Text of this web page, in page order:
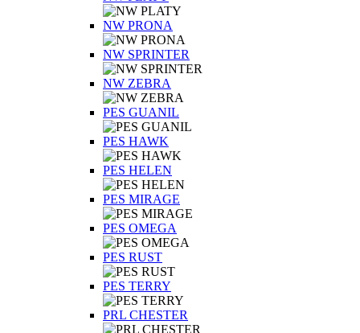
NW PRONA
NW SPRINTER
NW ZEBRA
PES GUANIL
PES HAWK
PES HELEN
PES MIRAGE
PES OMEGA
PES RUST
PES TERRY
PRL CHESTER